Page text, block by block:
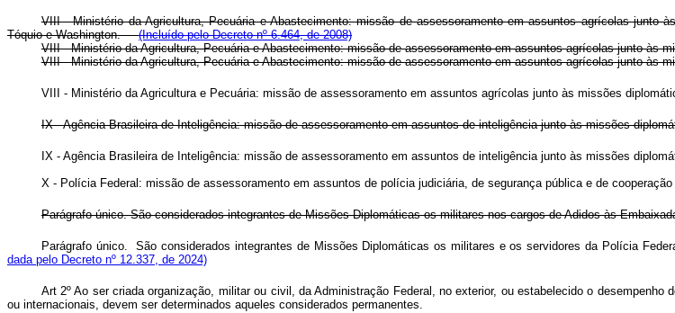
VIII - Ministério da Agricultura, Pecuária e Abastecimento: missão de assessoramento em assuntos agrícolas junto
Tóquio e Washington.(Incluído pelo Decreto nº 6.464, de 2008)
VIII - Ministério da Agricultura, Pecuária e Abastecimento: missão de assessoramento em assuntos agrícolas
VIII - Ministério da Agricultura, Pecuária e Abastecimento: missão de assessoramento em assuntos agrícolas junto às
VIII - Ministério da Agricultura e Pecuária: missão de assessoramento em assuntos agrícolas junto às missões
IX - Agência Brasileira de Inteligência: missão de assessoramento em assuntos de inteligência junto às missões
IX - Agência Brasileira de Inteligência: missão de assessoramento em assuntos de inteligência junto às missões
X - Polícia Federal: missão de assessoramento em assuntos de polícia judiciária, de segurança pública e de
Parágrafo único. São considerados integrantes de Missões Diplomáticas os militares nos cargos de Adidos às
Parágrafo único. São considerados integrantes de Missões Diplomáticas os militares e os servidores da Polícia
dada pelo Decreto nº 12.337, de 2024)
Art 2º Ao ser criada organização, militar ou civil, da Administração Federal, no exterior, ou estabelecido o
ou internacionais, devem ser determinados aqueles considerados permanentes.